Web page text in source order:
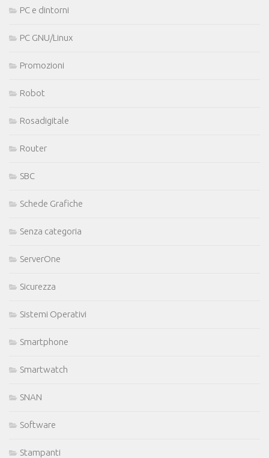
PC e dintorni
PC GNU/Linux
Promozioni
Robot
Rosadigitale
Router
SBC
Schede Grafiche
Senza categoria
ServerOne
Sicurezza
Sistemi Operativi
Smartphone
Smartwatch
SNAN
Software
Stampanti